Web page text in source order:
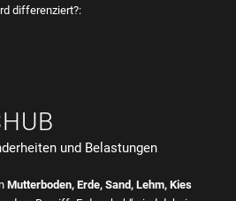
differenziert?:
und Belastungen
Mutterboden, Erde, Sand, Lehm, Kies